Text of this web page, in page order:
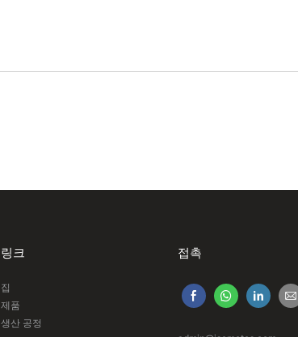
링크
집
제품
생산 공정
접촉